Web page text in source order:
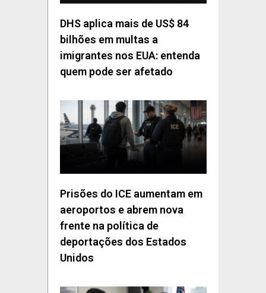
DHS aplica mais de US$ 84
bilhões em multas a
imigrantes nos EUA: entenda
quem pode ser afetado
Prisões do ICE aumentam em
aeroportos e abrem nova
frente na política de
deportações dos Estados
Unidos